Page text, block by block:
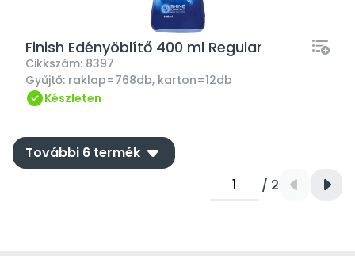
Finish Edényöblítő 400 ml Regular
Cikkszám: 8397
Gyűjtő: raklap=768db, karton=12db
Készleten
További 6 termék down
/ 2